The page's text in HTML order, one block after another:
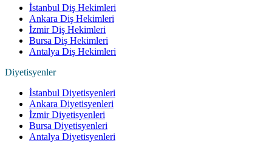
İstanbul Diş Hekimleri
Ankara Diş Hekimleri
İzmir Diş Hekimleri
Bursa Diş Hekimleri
Antalya Diş Hekimleri
Diyetisyenler
İstanbul Diyetisyenleri
Ankara Diyetisyenleri
İzmir Diyetisyenleri
Bursa Diyetisyenleri
Antalya Diyetisyenleri